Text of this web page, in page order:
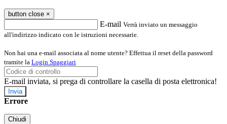
button close ×
E-mail Verrà inviato un messaggio
all'indirizzo indicato con le istruzioni necessarie.
Non hai una e-mail associata al nome utente? Effettua il reset della password
tramite la Login Spaggiari
E-mail inviata, si prega di controllare la casella di posta elettronica!
Errore
Chiudi